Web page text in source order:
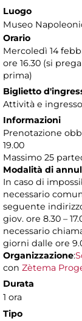
Luogo
Museo
Orario
Mercoledì 14
ore 16.30 (si
prima)
Biglietto
Attività e
Informazioni
Prenotazione
19.00
Massimo 25
Modalità di
In caso di
necessario
seguente
giov. ore 8.30 –
necessario
giorni dalle ore
Organizzazione:
con Zètema
Durata
1 ora
Tipo